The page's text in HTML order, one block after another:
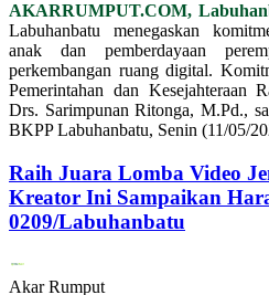
AKARRUMPUT.COM,
Labuhanbatu menegaskan
anak dan pemberdayaan
perkembangan ruang digital.
Pemerintahan dan Kesejahteraan
Drs. Sarimpunan Ritonga, M.Pd.,
BKPP Labuhanbatu, Senin (11/05/
Raih Juara Lomba Video
Kreator Ini Sampaikan
0209/Labuhanbatu
Akar Rumput